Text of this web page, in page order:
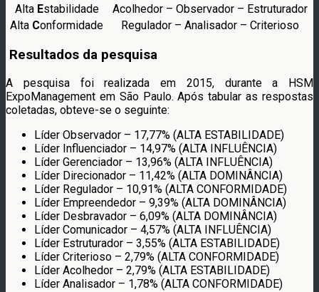
Alta Estabilidade
Acolhedor – Observador – Estruturador
Alta Conformidade Regulador – Analisador – Criterioso
Resultados da pesquisa
A pesquisa foi realizada em 2015, durante a HSM
ExpoManagement em São Paulo. Após tabular as respostas
coletadas, obteve-se o seguinte:
Líder Observador – 17,77% (ALTA ESTABILIDADE)
Líder Influenciador – 14,97% (ALTA INFLUÊNCIA)
Líder Gerenciador – 13,96% (ALTA INFLUÊNCIA)
Líder Direcionador – 11,42% (ALTA DOMINÂNCIA)
Líder Regulador – 10,91% (ALTA CONFORMIDADE)
Líder Empreendedor – 9,39% (ALTA DOMINÂNCIA)
Líder Desbravador – 6,09% (ALTA DOMINÂNCIA)
Líder Comunicador – 4,57% (ALTA INFLUÊNCIA)
Líder Estruturador – 3,55% (ALTA ESTABILIDADE)
Líder Criterioso – 2,79% (ALTA CONFORMIDADE)
Líder Acolhedor – 2,79% (ALTA ESTABILIDADE)
Líder Analisador – 1,78% (ALTA CONFORMIDADE)